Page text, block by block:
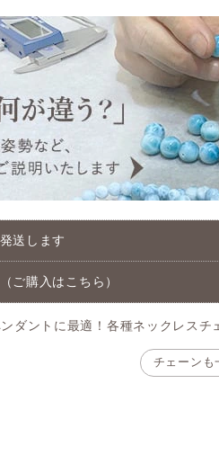
送します
ご購入はこちら）
ダントに最適！各種ネックレスチ
チェーンも